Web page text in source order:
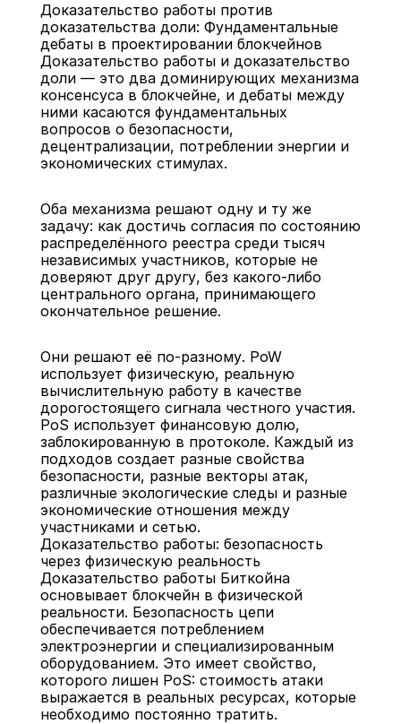
Назад
Доказательство работы против
доказательства доли: Фундаментальные
дебаты в проектировании блокчейнов
Доказательство работы и доказательство
доли — это два доминирующих механизма
консенсуса в блокчейне, и дебаты между
ними касаются фундаментальных
вопросов о безопасности,
децентрализации, потреблении энергии и
экономических стимулах.
Оба механизма решают одну и ту же
задачу: как достичь согласия по состоянию
распределённого реестра среди тысяч
независимых участников, которые не
доверяют друг другу, без какого-либо
центрального органа, принимающего
окончательное решение.
Они решают её по-разному. PoW
использует физическую, реальную
вычислительную работу в качестве
дорогостоящего сигнала честного участия.
PoS использует финансовую долю,
заблокированную в протоколе. Каждый из
подходов создает разные свойства
безопасности, разные векторы атак,
различные экологические следы и разные
экономические отношения между
участниками и сетью.
Доказательство работы: безопасность
через физическую реальность
Доказательство работы Биткойна
основывает блокчейн в физической
реальности. Безопасность цепи
обеспечивается потреблением
электроэнергии и специализированным
оборудованием. Это имеет свойство,
которого лишен PoS: стоимость атаки
выражается в реальных ресурсах, которые
необходимо постоянно тратить.